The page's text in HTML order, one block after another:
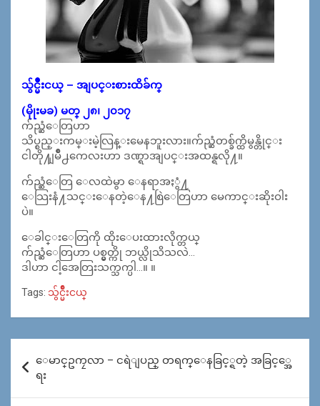
သွ်င္မ်ဳိးငယ္ – အျပင္းစားထိခ်က္
(မိုုးမခ) မတ္ ၂၈၊ ၂၀၁၇
က်ည္ဆံေတြဟာ
သိပ္စည္းကမ္းမဲ့လြန္းမေနဘူးလား။က်ည္ဆံတစ္ခ်က္ထိမွန္တိုင္း
ငါတို႔ျမိဳ႕ကေလးဟာ ဒဏ္ရာအျပင္းအထန္ရလို႔။
က်ည္ဆံေတြ ေလထဲမွာ ေနရာအႏွံ႔
ေသြးနံ႔သင္းေနတဲ့ေန႔စြဲေတြဟာ မေကာင္းဆိုးဝါး
ပဲ။
ေခါင္းေတြကို ထိုးေပးထားလိုက္တယ္
က်ည္ဆံေတြဟာ ပစ္မွတ္ကို ဘယ္လိုသိသလဲ…
ဒါဟာ ငါ့အေတြးသက္သက္ပါ…။ ။
Tags: သွ်င္မ်ဳိးငယ္
navigation
ေမာင္ဥကၠလာ – ငရဲျပည္ တရက္ေနခြင့္ရတဲ့ အခြင့္အေ
ရး